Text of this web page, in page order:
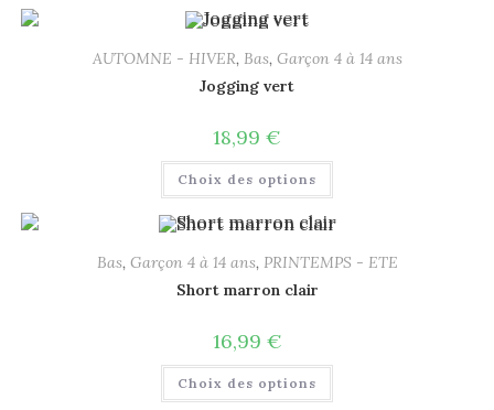
AUTOMNE - HIVER, Bas, Garçon 4 à 14 ans
Jogging vert
18,99 €
Choix des options
Bas, Garçon 4 à 14 ans, PRINTEMPS - ETE
Short marron clair
16,99 €
Choix des options